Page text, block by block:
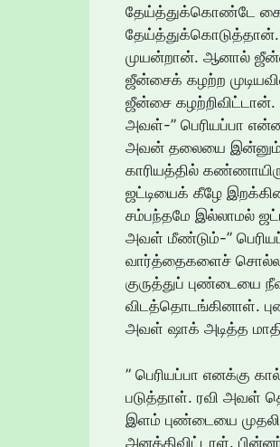
தேய்த்துக்கொண்டே
முயன்றான். ஆனால்
ஜீன்சைக் கழற்ற
ஜீன்சை கழற்றிவிட்டான்.
அவள்-” பெரியப்பா
அவன் தலையை இன்னும்
காரியத்தில்
ஜட்டியைக் கீழே
சம்பந்தமே இல்லாமல்
அவள் மீண்டும்-”
வார்த்தைகளைச் சொல்ல,
குருத்துப் புண்டையை
விடத்தொடங்கினாள்.
அவள் ஷாக் அடித்த
” பெரியப்பா எனக்கு
படுத்தாள். ரவி அவள்
இளம் புண்டையை
அனத்திவிட்டாள்.